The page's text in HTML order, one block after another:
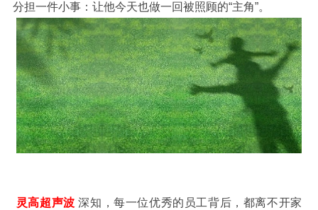
分担一件小事：让他今天也做一回被照顾的“主角”。
灵高超声波 深知，每一位优秀的员工背后，都离不开家